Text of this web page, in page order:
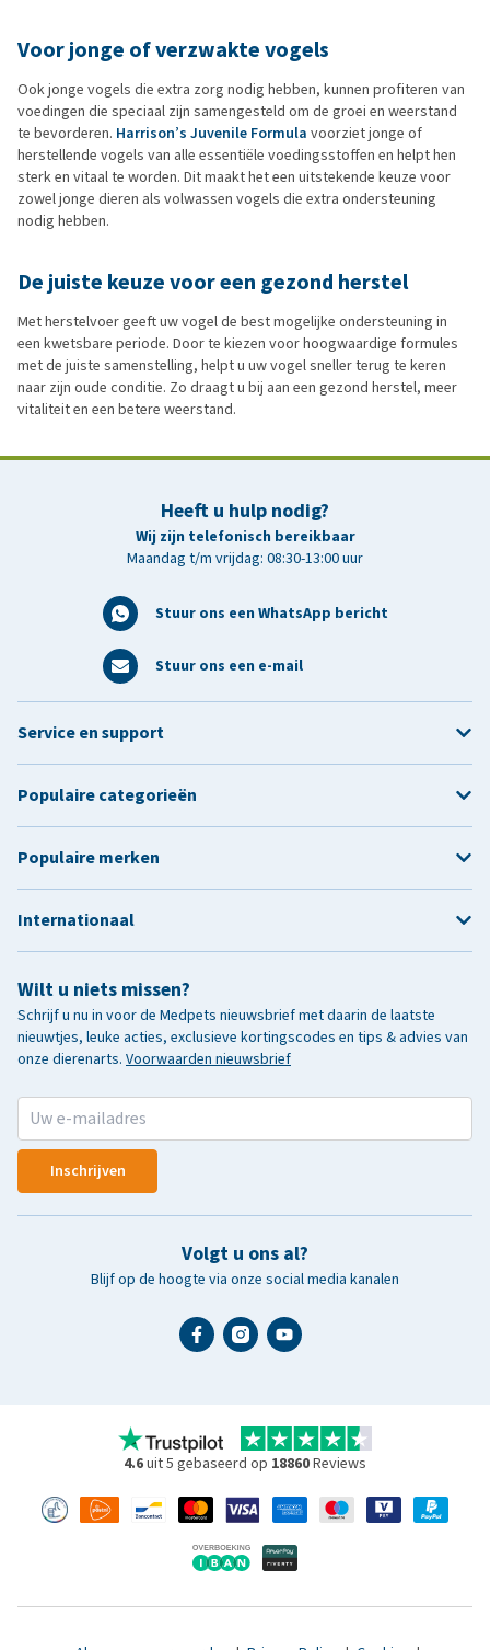
Voor jonge of verzwakte vogels
Ook jonge vogels die extra zorg nodig hebben, kunnen profiteren van
voedingen die speciaal zijn samengesteld om de groei en weerstand
te bevorderen. Harrison’s Juvenile Formula voorziet jonge of
herstellende vogels van alle essentiële voedingsstoffen en helpt hen
sterk en vitaal te worden. Dit maakt het een uitstekende keuze voor
zowel jonge dieren als volwassen vogels die extra ondersteuning
nodig hebben.
De juiste keuze voor een gezond herstel
Met herstelvoer geeft uw vogel de best mogelijke ondersteuning in
een kwetsbare periode. Door te kiezen voor hoogwaardige formules
met de juiste samenstelling, helpt u uw vogel sneller terug te keren
naar zijn oude conditie. Zo draagt u bij aan een gezond herstel, meer
vitaliteit en een betere weerstand.
Heeft u hulp nodig?
Wij zijn telefonisch bereikbaar
Maandag t/m vrijdag: 08:30-13:00 uur
Stuur ons een WhatsApp bericht
Stuur ons een e-mail
Wilt u niets missen?
Schrijf u nu in voor de Medpets nieuwsbrief met daarin de laatste
nieuwtjes, leuke acties, exclusieve kortingscodes en tips & advies van
onze dierenarts. Voorwaarden nieuwsbrief
Inschrijven
Volgt u ons al?
Blijf op de hoogte via onze social media kanalen
Service en support
Populaire categorieën
Populaire merken
Internationaal
4.6uit 5 gebaseerd op 18860Reviews